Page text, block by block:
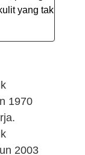
yang tak
1970
2003